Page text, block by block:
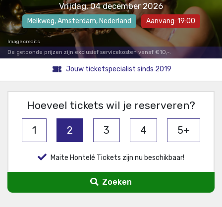
Vrijdag, 04 december 2026
Melkweg,Amsterdam, Nederland Aanvang: 19:00
Image credits
De getoonde prijzen zijn exclusief servicekosten vanaf €10,-.
Jouw ticketspecialist sinds 2019
Hoeveel tickets wil je reserveren?
1 2 3 4 5+
Maite Hontelé Tickets zijn nu beschikbaar!
Zoeken